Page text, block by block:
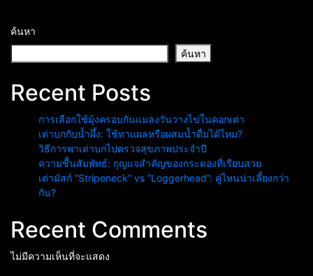
ค้นหา
ค้นหา
Recent Posts
การเลือกใช้มุ้งครอบกันแมลงวันวางไข่ในคอกเต่า
เต่าบกกับน้ำผึ้ง: ใช้ทาแผลหรือผสมน้ำดื่มได้ไหม?
วิธีการพาเต่าบกไปตรวจสุขภาพประจำปี
ความชื้นสัมพัทธ์: กุญแจสำคัญของกระดองที่เรียบสวย
เต่ามัสก์ “Stripeneck” vs “Loggerhead”: คู่ไหนน่าเลี้ยงกว่า
กัน?
Recent Comments
ไม่มีความเห็นที่จะแสดง